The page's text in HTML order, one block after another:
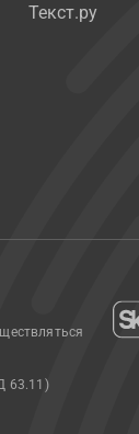
Текст.ру
63.11)